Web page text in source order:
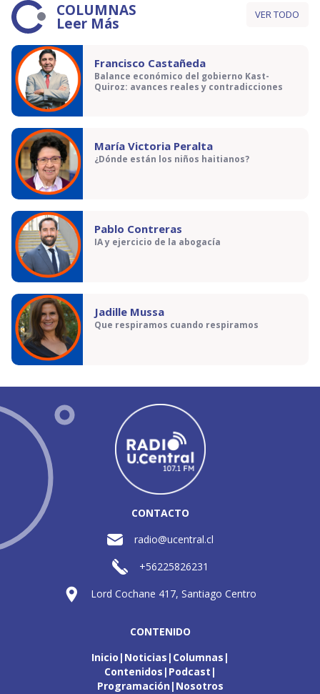
COLUMNAS
Leer Más VER TODO
Francisco Castañeda
Balance económico del gobierno Kast-
Quiroz: avances reales y contradicciones
María Victoria Peralta
¿Dónde están los niños haitianos?
Pablo Contreras
IA y ejercicio de la abogacía
Jadille Mussa
Que respiramos cuando respiramos
CONTACTO
radio@ucentral.cl
+56225826231
Lord Cochane 417, Santiago Centro
CONTENIDO
Inicio Noticias Columnas
Contenidos Podcast
Programación Nosotros